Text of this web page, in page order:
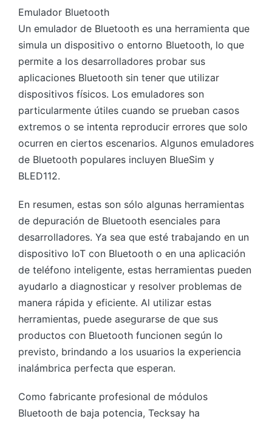
Emulador Bluetooth
Un emulador de Bluetooth es una herramienta que
simula un dispositivo o entorno Bluetooth, lo que
permite a los desarrolladores probar sus
aplicaciones Bluetooth sin tener que utilizar
dispositivos físicos. Los emuladores son
particularmente útiles cuando se prueban casos
extremos o se intenta reproducir errores que solo
ocurren en ciertos escenarios. Algunos emuladores
de Bluetooth populares incluyen BlueSim y
BLED112.
En resumen, estas son sólo algunas herramientas
de depuración de Bluetooth esenciales para
desarrolladores. Ya sea que esté trabajando en un
dispositivo IoT con Bluetooth o en una aplicación
de teléfono inteligente, estas herramientas pueden
ayudarlo a diagnosticar y resolver problemas de
manera rápida y eficiente. Al utilizar estas
herramientas, puede asegurarse de que sus
productos con Bluetooth funcionen según lo
previsto, brindando a los usuarios la experiencia
inalámbrica perfecta que esperan.
Como fabricante profesional de módulos
Bluetooth de baja potencia, Tecksay ha